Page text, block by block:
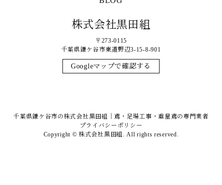
株式会社黒田組
〒273-0115
千葉県鎌ケ谷市東道野辺3-15-8-901
Googleマップで確認する
千葉県鎌ケ谷市の株式会社黒田組｜鳶・足場工事・重量鳶の専門業者
プライバシーポリシー
Copyright © 株式会社黒田組. All rights reserved.